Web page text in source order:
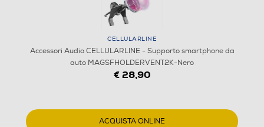
CELLULARLINE
Accessori Audio CELLULARLINE - Supporto smartphone da
auto MAGSFHOLDERVENT2K-Nero
€ 28,90
ACQUISTA ONLINE